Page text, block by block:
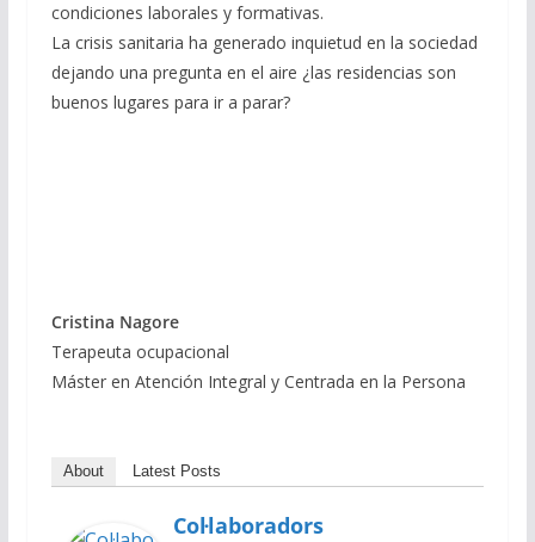
condiciones laborales y formativas.
La crisis sanitaria ha generado inquietud en la sociedad
dejando una pregunta en el aire ¿las residencias son
buenos lugares para ir a parar?
Cristina Nagore
Terapeuta ocupacional
Máster en Atención Integral y Centrada en la Persona
About Latest Posts
Col·laboradors